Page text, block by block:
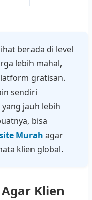
berada di level
lebih mahal,
gratisan.
sendiri
jauh lebih
bisa
Murah agar
klien global.
Klien